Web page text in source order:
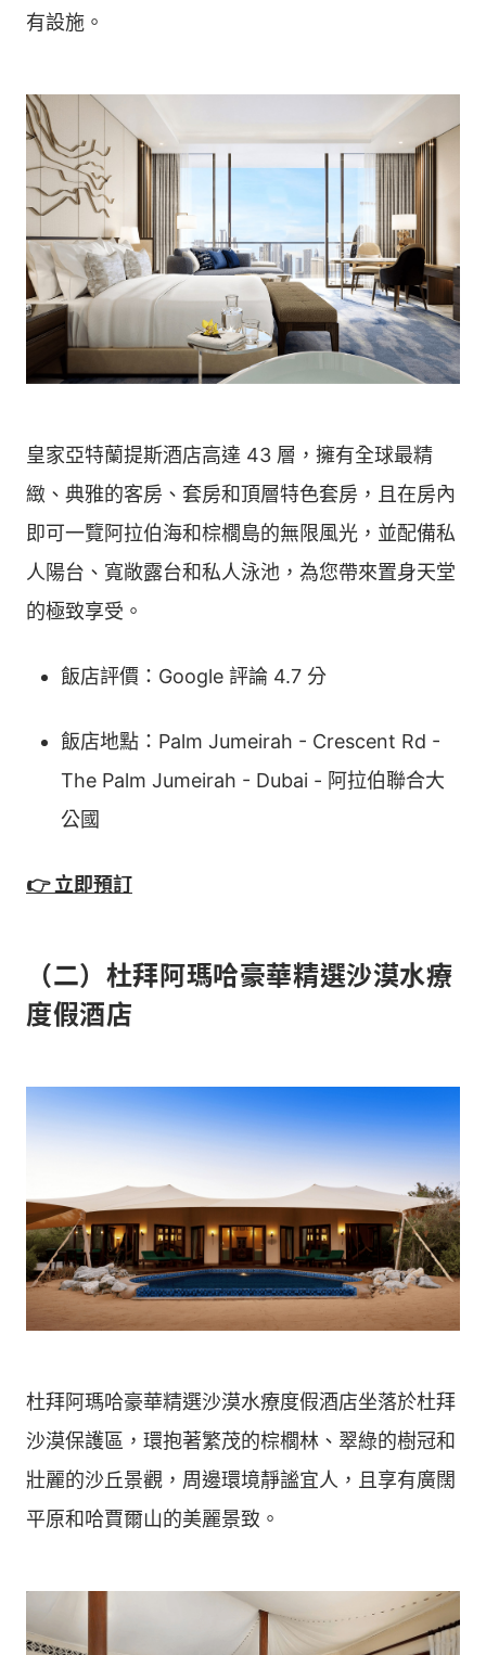
有設施。
皇家亞特蘭提斯酒店高達 43 層，擁有全球最精
緻、典雅的客房、套房和頂層特色套房，且在房內
即可一覽阿拉伯海和棕櫚島的無限風光，並配備私
人陽台、寬敞露台和私人泳池，為您帶來置身天堂
的極致享受。
飯店評價：Google 評論 4.7 分
飯店地點：Palm Jumeirah - Crescent Rd -
The Palm Jumeirah - Dubai - 阿拉伯聯合大
公國
👉 立即預訂
（二）杜拜阿瑪哈豪華精選沙漠水療
度假酒店
杜拜阿瑪哈豪華精選沙漠水療度假酒店坐落於杜拜
沙漠保護區，環抱著繁茂的棕櫚林、翠綠的樹冠和
壯麗的沙丘景觀，周邊環境靜謐宜人，且享有廣闊
平原和哈賈爾山的美麗景致。